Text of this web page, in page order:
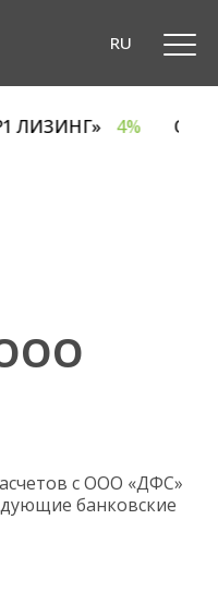
RU
ЛИЗИНГ» 4%
с ООО «ДФС»
банковские